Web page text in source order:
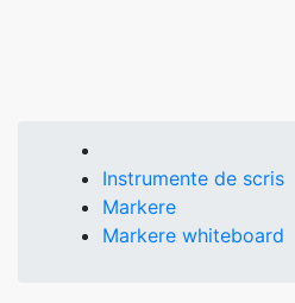
Instrumente de scris
Markere
Markere whiteboard